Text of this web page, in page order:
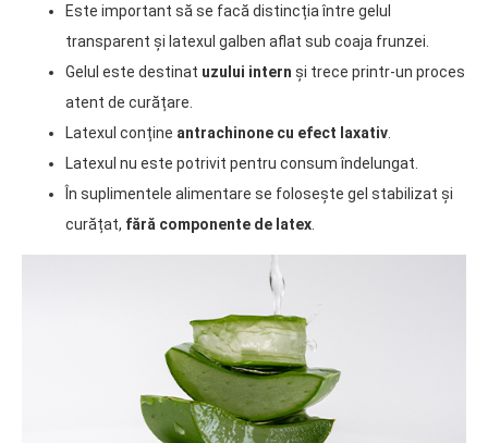
Este important să se facă distincția între gelul
transparent și latexul galben aflat sub coaja frunzei.
Gelul este destinat uzului intern și trece printr-un proces
atent de curățare.
Latexul conține antrachinone cu efect laxativ
Latexul nu este potrivit pentru consum îndelungat.
În suplimentele alimentare se folosește gel stabilizat și
curățat, fără componente de latex